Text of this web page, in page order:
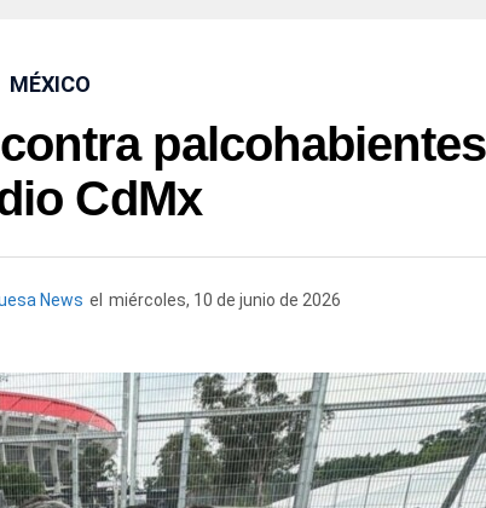
MÉXICO
CdMx
News el miércoles, 10 de junio de 2026